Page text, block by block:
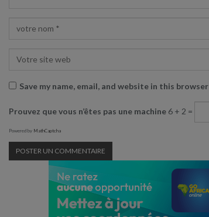
Save my name, email, and website in this
Prouvez que vous n’êtes pas une machine 6 + 2 =
Powered by MathCaptcha